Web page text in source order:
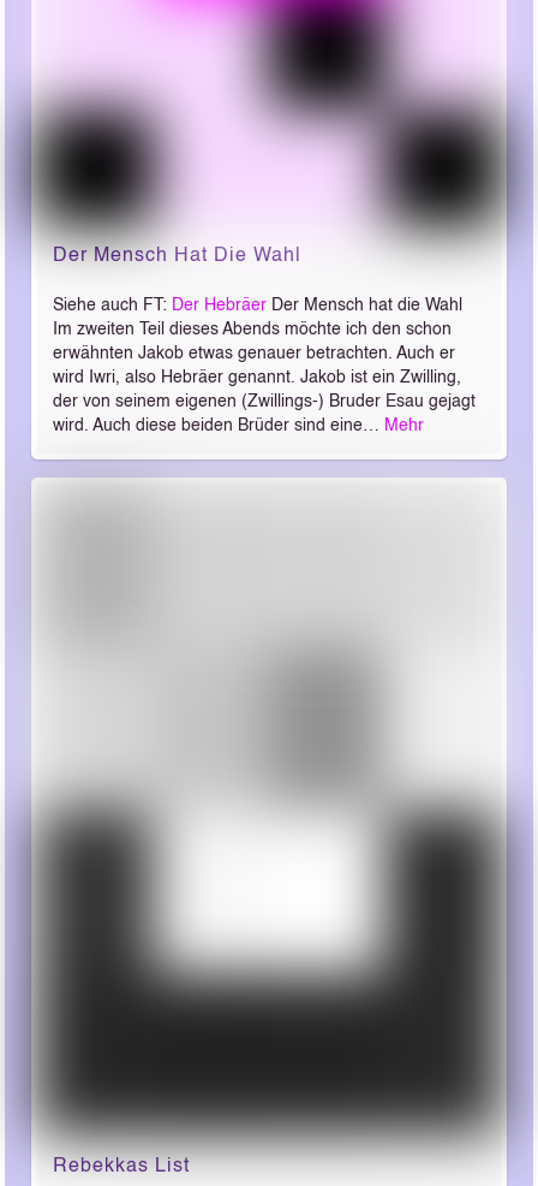
Der Mensch Hat Die Wahl
Siehe auch FT: Der Hebräer Der Mensch hat die Wahl
Im zweiten Teil dieses Abends möchte ich den schon
erwähnten Jakob etwas genauer betrachten. Auch er
wird Iwri, also Hebräer genannt. Jakob ist ein Zwilling,
der von seinem eigenen (Zwillings-) Bruder Esau gejagt
wird. Auch diese beiden Brüder sind eine… Mehr
Rebekkas List